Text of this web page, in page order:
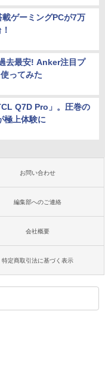
ゲーミングPCが7万
去最安! Anker注目プ
ってみた
Q7D Pro」。圧巻の
極上体験に
お問い合わせ
編集部へのご連絡
会社概要
特定商取引法に基づく表示